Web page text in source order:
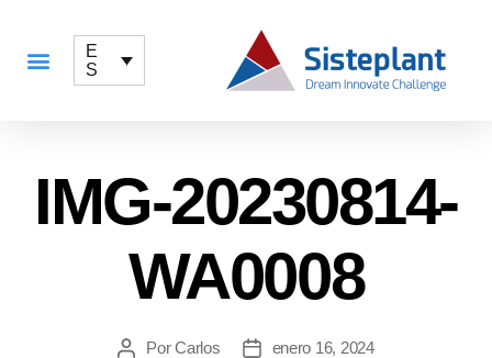
E
S
IMG-20230814-
WA0008
PorCarlos
enero 16, 2024